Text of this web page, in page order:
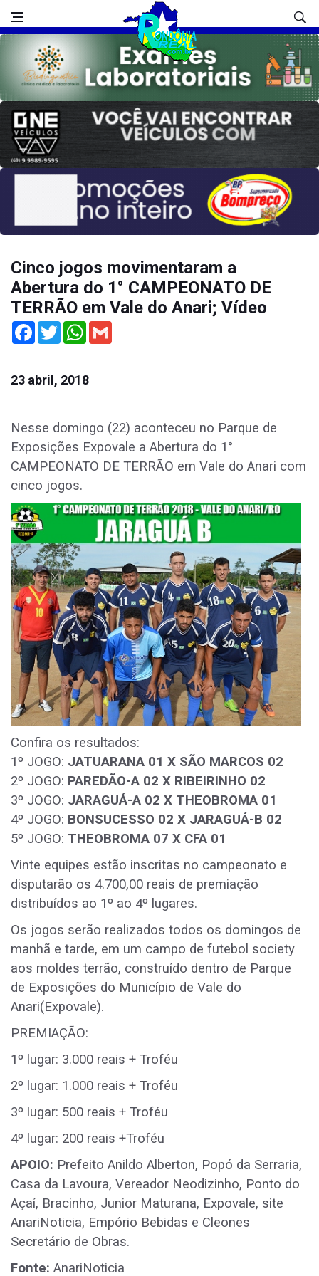
Cinco jogos movimentaram a
Abertura do 1° CAMPEONATO DE
TERRÃO em Vale do Anari; Vídeo
Facebook
TwitterWhatsApp
23 abril, 2018
Nesse domingo (22) aconteceu no Parque de
Exposições Expovale a Abertura do 1°
CAMPEONATO DE TERRÃO em Vale do Anari com
cinco jogos.
Confira os resultados:
1º JOGO: JATUARANA 01 X SÃO MARCOS 02
2º JOGO: PAREDÃO-A 02 X RIBEIRINHO 02
3º JOGO: JARAGUÁ-A 02 X THEOBROMA 01
4º JOGO: BONSUCESSO 02 X JARAGUÁ-B 02
5º JOGO: THEOBROMA 07 X CFA 01
Vinte equipes estão inscritas no campeonato e
disputarão os 4.700,00 reais de premiação
distribuídos ao 1º ao 4º lugares.
Os jogos serão realizados todos os domingos de
manhã e tarde, em um campo de futebol society
aos moldes terrão, construído dentro de Parque
de Exposições do Município de Vale do
Anari(Expovale).
PREMIAÇÃO:
1º lugar: 3.000 reais + Troféu
2º lugar: 1.000 reais + Troféu
3º lugar: 500 reais + Troféu
4º lugar: 200 reais +Troféu
APOIO: Prefeito Anildo Alberton, Popó da Serraria,
Casa da Lavoura, Vereador Neodizinho, Ponto do
Açaí, Bracinho, Junior Maturana, Expovale, site
AnariNoticia, Empório Bebidas e Cleones
Secretário de Obras.
Fonte: AnariNoticia